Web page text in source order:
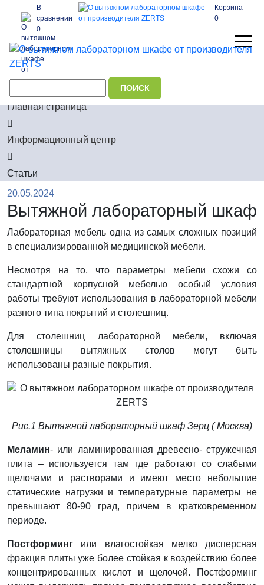
В
сравнении
0
Корзина
0
Главная страница
Информационный центр
Статьи
20.05.2024
Вытяжной лабораторный шкаф
Лабораторная мебель одна из самых сложных позиций
в специализированной медицинской мебели.
Несмотря на то, что параметры мебели схожи со
стандартной корпусной мебелью особый условия
работы требуют использования в лабораторной мебели
разного типа покрытий и столешниц.
Для столешниц лабораторной мебели, включая
столешницы вытяжных столов могут быть
использованы разные покрытия.
Рис.1 Вытяжной лабораторный шкаф Зерц ( Москва)
Меламин- или ламинированная древесно- стружечная
плита – используется там где работают со слабыми
щелочами и растворами и имеют место небольшие
статические нагрузки и температурные параметры не
превышают 80-90 град, причем в кратковременном
периоде.
Постформинг или влагостойкая мелко дисперсная
фракция плиты уже более стойкая к воздействию более
концентрированных кислот и щелочей. Постформинг